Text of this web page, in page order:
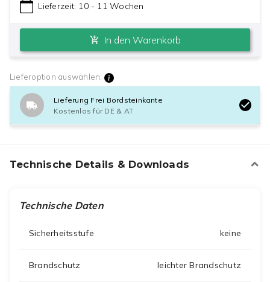
Lieferzeit: 10 - 11 Wochen
In den Warenkorb
Lieferoption auswählen:
Lieferung Frei Bordsteinkante
Kostenlos für DE & AT
Technische Details & Downloads
Technische Daten
Sicherheitsstufe keine
Brandschutz leichter Brandschutz